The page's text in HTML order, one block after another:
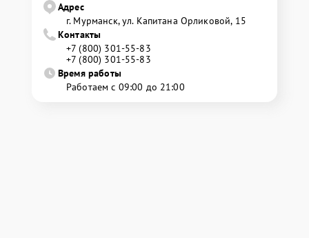
Адрес
г. Мурманск, ул. Капитана Орликовой, 15
Контакты
+7 (800) 301-55-83
+7 (800) 301-55-83
Время работы
Работаем с 09:00 до 21:00